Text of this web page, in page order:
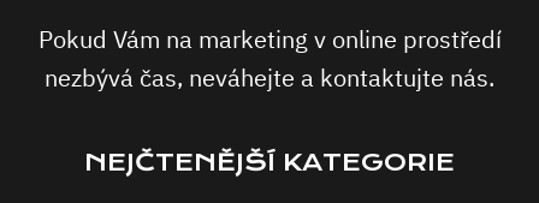
Pokud Vám na marketing v online prostředí
nezbývá čas, neváhejte a kontaktujte nás.
NEJČTENĚJŠÍ KATEGORIE